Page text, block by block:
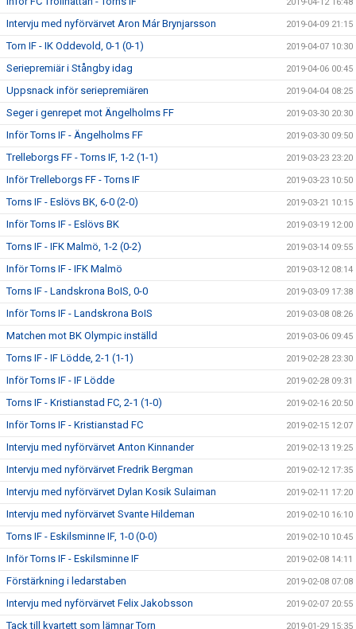
Intervju med nyförvärvet Aron Már Brynjarsson 2019-04-09 21:15
Torn IF - IK Oddevold, 0-1 (0-1) 2019-04-07 10:30
Seriepremiär i Stångby idag 2019-04-06 00:45
Uppsnack inför seriepremiären 2019-04-04 08:25
Seger i genrepet mot Ängelholms FF 2019-03-30 20:30
Inför Torns IF - Ängelholms FF 2019-03-30 09:50
Trelleborgs FF - Torns IF, 1-2 (1-1) 2019-03-23 23:20
Inför Trelleborgs FF - Torns IF 2019-03-23 10:50
Torns IF - Eslövs BK, 6-0 (2-0) 2019-03-21 10:15
Inför Torns IF - Eslövs BK 2019-03-19 12:00
Torns IF - IFK Malmö, 1-2 (0-2) 2019-03-14 09:55
Inför Torns IF - IFK Malmö 2019-03-12 08:14
Torns IF - Landskrona BoIS, 0-0 2019-03-09 17:38
Inför Torns IF - Landskrona BoIS 2019-03-08 08:26
Matchen mot BK Olympic inställd 2019-03-06 09:45
Torns IF - IF Lödde, 2-1 (1-1) 2019-02-28 23:30
Inför Torns IF - IF Lödde 2019-02-28 09:31
Torns IF - Kristianstad FC, 2-1 (1-0) 2019-02-16 20:50
Inför Torns IF - Kristianstad FC 2019-02-15 12:07
Intervju med nyförvärvet Anton Kinnander 2019-02-13 19:25
Intervju med nyförvärvet Fredrik Bergman 2019-02-12 17:35
Intervju med nyförvärvet Dylan Kosik Sulaiman 2019-02-11 17:20
Intervju med nyförvärvet Svante Hildeman 2019-02-10 16:10
Torns IF - Eskilsminne IF, 1-0 (0-0) 2019-02-10 10:45
Inför Torns IF - Eskilsminne IF 2019-02-08 14:11
Förstärkning i ledarstaben 2019-02-08 07:08
Intervju med nyförvärvet Felix Jakobsson 2019-02-07 20:55
Tack till kvartett som lämnar Torn 2019-01-29 15:35